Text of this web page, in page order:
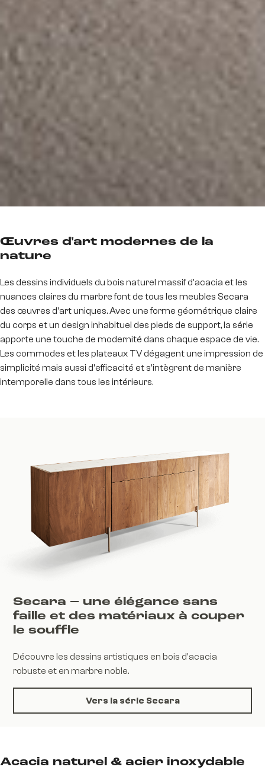
Œuvres d'art modernes de la
nature
Les dessins individuels du bois naturel massif d'acacia et les
nuances claires du marbre font de tous les meubles Secara
des œuvres d'art uniques. Avec une forme géométrique claire
du corps et un design inhabituel des pieds de support, la série
apporte une touche de modernité dans chaque espace de vie.
Les commodes et les plateaux TV dégagent une impression de
simplicité mais aussi d'efficacité et s'intègrent de manière
intemporelle dans tous les intérieurs.
Secara – une élégance sans
faille et des matériaux à couper
le souffle
Découvre les dessins artistiques en bois d'acacia
robuste et en marbre noble.
Vers la série Secara
Acacia naturel & acier inoxydable